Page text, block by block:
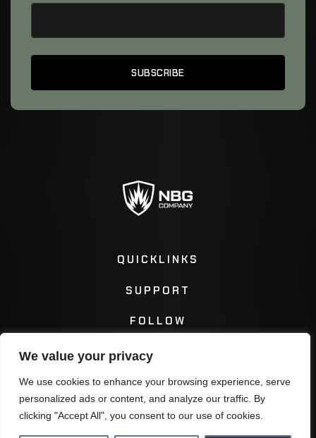
We value your privacy
We use cookies to enhance your browsing experience, serve
personalized ads or content, and analyze our traffic. By
clicking "Accept All", you consent to our use of cookies.
QUICKLINKS
SUPPORT
FOLLOW
Instagram